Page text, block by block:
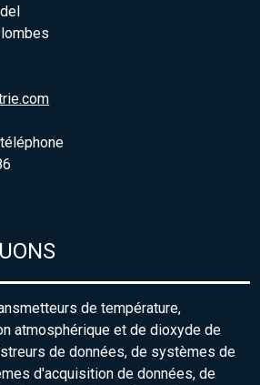
de température,
atmosphérique et de dioxyde de
de données, de systèmes de
d'acquisition de données, de